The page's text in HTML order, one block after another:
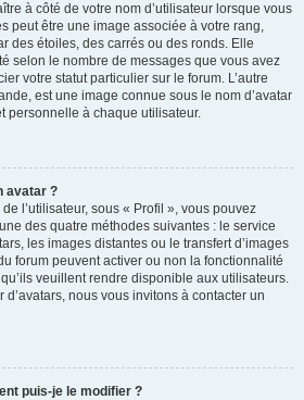
à côté de votre nom d’utilisateur lorsque vous
peut être une image associée à votre rang,
des étoiles, des carrés ou des ronds. Elle
selon le nombre de messages que vous avez
votre statut particulier sur le forum. L’autre
est une image connue sous le nom d’avatar
personnelle à chaque utilisateur.
avatar ?
l’utilisateur, sous « Profil », vous pouvez
des quatre méthodes suivantes : le service
les images distantes ou le transfert d’images
forum peuvent activer ou non la fonctionnalité
veuillent rendre disponible aux utilisateurs.
nous vous invitons à contacter un
puis-je le modifier ?